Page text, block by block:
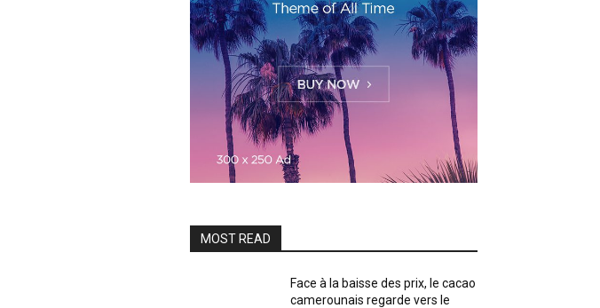
MOST READ
Face à la baisse des prix, le cacao
camerounais regarde vers le